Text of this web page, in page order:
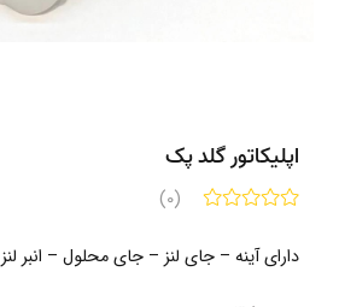
اپلیکاتور گلد پک
(0)
دارای آینه – جای لنز – جای محلول – انبر لنز